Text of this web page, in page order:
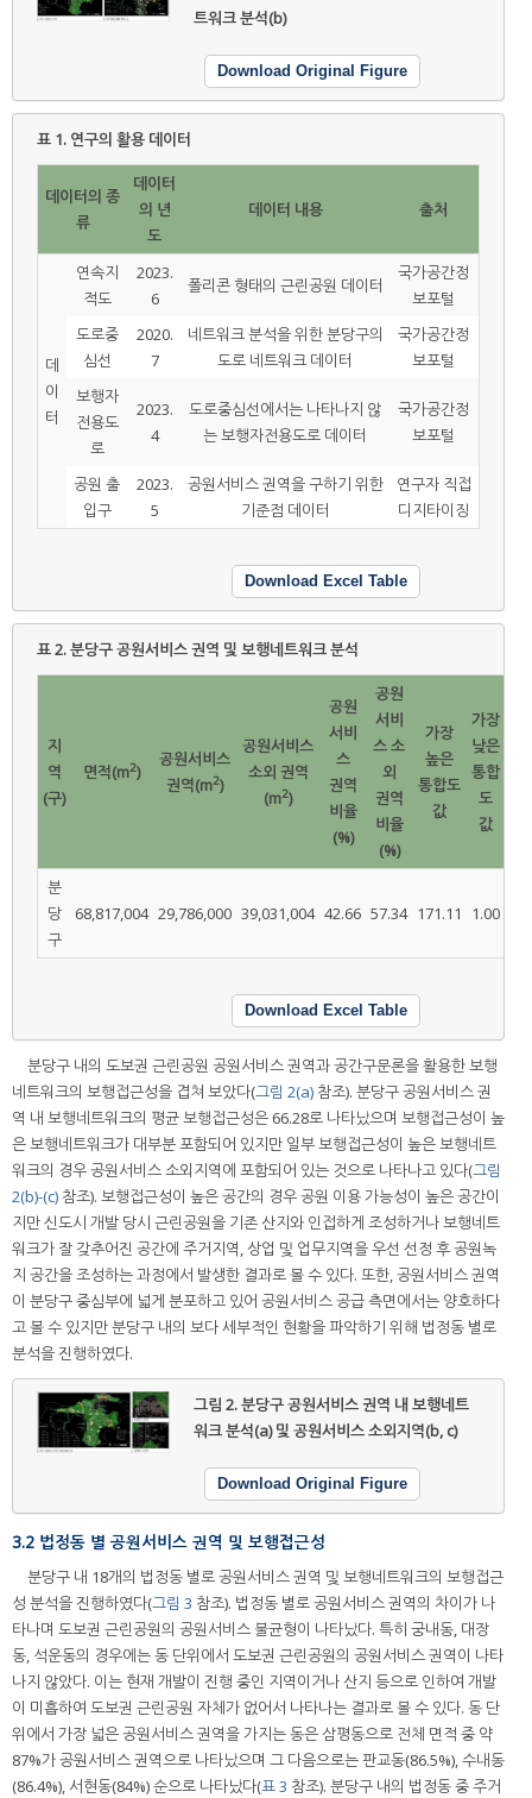
트워크 분석(b)
Download Original Figure
표 1. 연구의 활용 데이터
데이터의 종
류
데이터
의 년
도
데이터 내용 출처
데
이
터
연속지
적도
2023.
6
폴리콘 형태의 근린공원 데이터
국가공간정
보포털
도로중
심선
2020.
7
네트워크 분석을 위한 분당구의
도로 네트워크 데이터
국가공간정
보포털
보행자
전용도
로
2023.
4
도로중심선에서는 나타나지 않
는 보행자전용도로 데이터
국가공간정
보포털
공원 출
입구
2023.
5
공원서비스 권역을 구하기 위한
기준점 데이터
연구자 직접
디지타이징
Download Excel Table
표 2.분당구 공원서비스 권역 및 보행네트워크 분석
지
역
(구)
면적(m2)
공원서비스
권역(m2)
공원서비스
소외 권역
(m2)
공원
서비
스
권역
비율
(%)
공원
서비
스 소
외
권역
비율
(%)
가장
높은
통합도
값
가장
낮은
통합
도
값
분
당
구
68,817,004 29,786,000 39,031,004 42.66 57.34 171.11 1.00
Download Excel Table
분당구 내의 도보권 근린공원 공원서비스 권역과 공간구문론을 활용한 보행
네트워크의 보행접근성을 겹쳐 보았다(그림 2(a) 참조). 분당구 공원서비스 권
역 내 보행네트워크의 평균 보행접근성은 66.28로 나타났으며 보행접근성이 높
은 보행네트워크가 대부분 포함되어 있지만 일부 보행접근성이 높은 보행네트
워크의 경우 공원서비스 소외지역에 포함되어 있는 것으로 나타나고 있다(그림
2(b)-(c) 참조). 보행접근성이 높은 공간의 경우 공원 이용 가능성이 높은 공간이
지만 신도시 개발 당시 근린공원을 기존 산지와 인접하게 조성하거나 보행네트
워크가 잘 갖추어진 공간에 주거지역, 상업 및 업무지역을 우선 선정 후 공원녹
지 공간을 조성하는 과정에서 발생한 결과로 볼 수 있다. 또한, 공원서비스 권역
이 분당구 중심부에 넓게 분포하고 있어 공원서비스 공급 측면에서는 양호하다
고 볼 수 있지만 분당구 내의 보다 세부적인 현황을 파악하기 위해 법정동 별로
분석을 진행하였다.
그림 2.분당구 공원서비스 권역 내 보행네트
워크 분석(a) 및 공원서비스 소외지역(b, c)
Download Original Figure
3.2 법정동 별 공원서비스 권역 및 보행접근성
분당구 내 18개의 법정동 별로 공원서비스 권역 및 보행네트워크의 보행접근
성 분석을 진행하였다(그림 3 참조). 법정동 별로 공원서비스 권역의 차이가 나
타나며 도보권 근린공원의 공원서비스 불균형이 나타났다. 특히 궁내동, 대장
동, 석운동의 경우에는 동 단위에서 도보권 근린공원의 공원서비스 권역이 나타
나지 않았다. 이는 현재 개발이 진행 중인 지역이거나 산지 등으로 인하여 개발
이 미흡하여 도보권 근린공원 자체가 없어서 나타나는 결과로 볼 수 있다. 동 단
위에서 가장 넓은 공원서비스 권역을 가지는 동은 삼평동으로 전체 면적 중 약
87%가 공원서비스 권역으로 나타났으며 그 다음으로는 판교동(86.5%), 수내동
(86.4%), 서현동(84%) 순으로 나타났다(표 3 참조). 분당구 내의 법정동 중 주거